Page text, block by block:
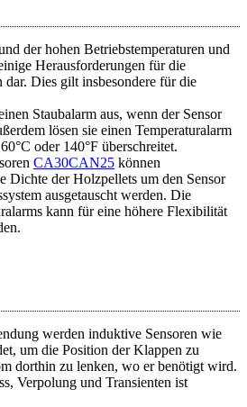
der hohen Betriebstemperaturen und
Herausforderungen für die
Dies gilt insbesondere für die
Staubalarm aus, wenn der Sensor
lösen sie einen Temperaturalarm
oder 140°F überschreitet.
CA30CAN25 können
Dichte der Holzpellets um den Sensor
ausgetauscht werden. Die
kann für eine höhere Flexibilität
werden induktive Sensoren wie
um die Position der Klappen zu
dorthin zu lenken, wo er benötigt wird.
Verpolung und Transienten ist